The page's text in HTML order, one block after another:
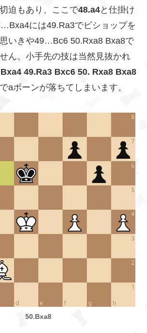
迫もあり、ここで48.a4と仕掛け
には49.Ra3でビショップを
いきや49…Bc6 50.Rxa8 Bxa8で
ん。小手先の技は当然見抜かれ
49.Ra3 Bxc6 50. Rxa8 Bxa8
aポーンが落ちてしまいます。
50.Bxa8